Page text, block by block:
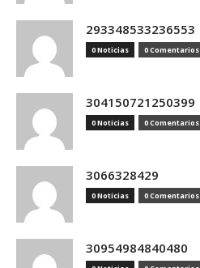
293348533236553
0 Noticias 0 Comentarios
304150721250399
0 Noticias 0 Comentarios
3066328429
0 Noticias 0 Comentarios
30954984840480